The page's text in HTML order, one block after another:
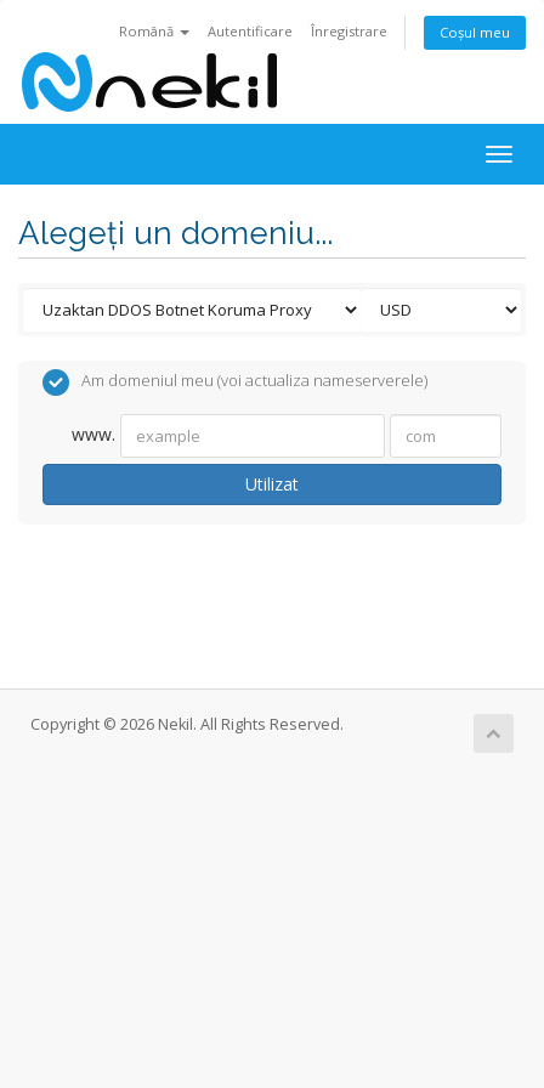
Română Autentificare Înregistrare Coșul meu
Alegeți un domeniu...
Am domeniul meu (voi actualiza nameserverele)
www.
Utilizat
Copyright © 2026 Nekil. All Rights Reserved.